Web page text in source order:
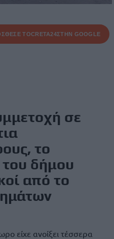
ΤΟCRETA24ΣΤΗΝ GOOGLE
σε
το
του δήμου
από το
είχε ανοίξει τέσσερα